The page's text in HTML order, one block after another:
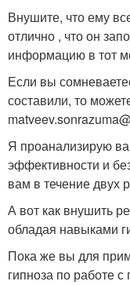
Внушите, что ему
отлично , что он
информацию в тот
Если вы
составили, то
Я проанализирую
эффективности и
вам в течение двух
А вот как внушить
обладая навыками
Пока же вы для
гипноза по работе